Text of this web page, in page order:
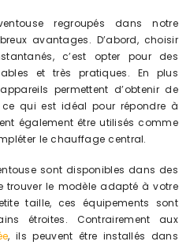
regroupés dans notre
avantages. D’abord, choisir
c’est opter pour des
et très pratiques. En plus
permettent d’obtenir de
qui est idéal pour répondre à
également être utilisés comme
le chauffage central.
sont disponibles dans des
trouver le modèle adapté à votre
taille, ces équipements sont
étroites. Contrairement aux
, ils peuvent être installés dans